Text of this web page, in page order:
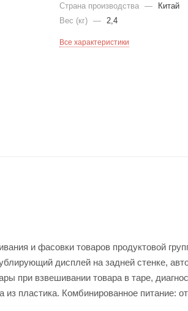
Страна производства —
Китай
Вес (кг) — 2,4
Все характеристики
и фасовки товаров продуктовой
дисплей на задней стенке,
при взвешивании товара в таре,
пластика. Комбинированное питание: